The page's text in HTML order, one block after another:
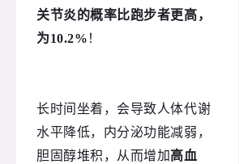
关节炎的概率比跑步者更高，
为10.2% ！
长时间坐着，会导致人体代谢
水平降低，内分泌功能减弱，
胆固醇堆积，从而增加高血